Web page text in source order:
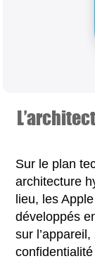
Sur le plan
architecture
lieu, les
développés
sur